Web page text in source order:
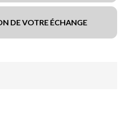
DE VOTRE ÉCHANGE